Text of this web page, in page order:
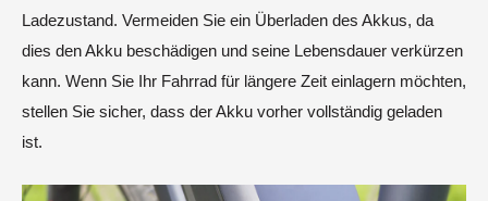
Ladezustand. Vermeiden Sie ein Überladen des Akkus, da
dies den Akku beschädigen und seine Lebensdauer verkürzen
kann. Wenn Sie Ihr Fahrrad für längere Zeit einlagern möchten,
stellen Sie sicher, dass der Akku vorher vollständig geladen
ist.